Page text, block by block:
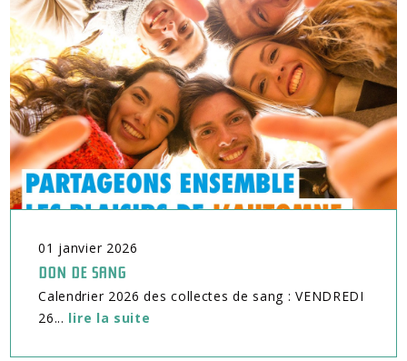
01 janvier 2026
DON DE SANG
Calendrier 2026 des collectes de sang : VENDREDI
26... lire la suite